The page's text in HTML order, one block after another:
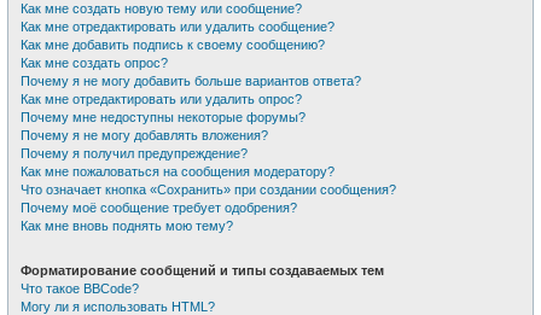
Как мне создать новую тему или сообщение?
Как мне отредактировать или удалить сообщение?
Как мне добавить подпись к своему сообщению?
Как мне создать опрос?
Почему я не могу добавить больше вариантов ответа?
Как мне отредактировать или удалить опрос?
Почему мне недоступны некоторые форумы?
Почему я не могу добавлять вложения?
Почему я получил предупреждение?
Как мне пожаловаться на сообщения модератору?
Что означает кнопка «Сохранить» при создании сообщения?
Почему моё сообщение требует одобрения?
Как мне вновь поднять мою тему?
Форматирование сообщений и типы создаваемых тем
Что такое BBCode?
Могу ли я использовать HTML?